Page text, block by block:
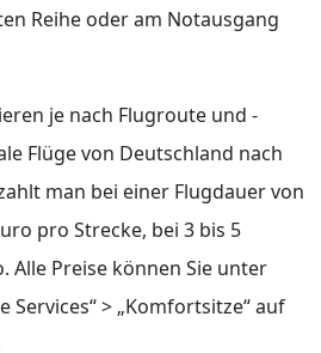
Reihe oder am Notausgang
je nach Flugroute und -
Flüge von Deutschland nach
man bei einer Flugdauer von
pro Strecke, bei 3 bis 5
Alle Preise können Sie unter
Services“ > „Komfortsitze“ auf